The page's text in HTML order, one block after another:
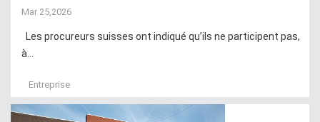
Mar 25,2026
Les procureurs suisses ont indiqué qu’ils ne participent pas,
à...
Entreprise